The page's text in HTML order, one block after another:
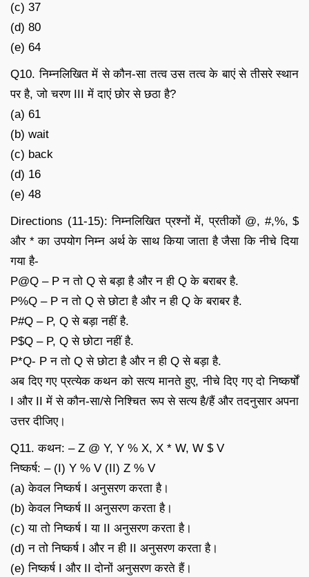
(c) 37
(d) 80
(e) 64
Q10. निम्नलिखित में से कौन-सा तत्व उस तत्व के बाएं से तीसरे स्थान
पर है, जो चरण III में दाएं छोर से छठा है?
(a) 61
(b) wait
(c) back
(d) 16
(e) 48
Directions (11-15): निम्नलिखित प्रश्नों में, प्रतीकों @, #,%, $
और * का उपयोग निम्न अर्थ के साथ किया जाता है जैसा कि नीचे दिया
गया है-
P@Q – P न तो Q से बड़ा है और न ही Q के बराबर है.
P%Q – P न तो Q से छोटा है और न ही Q के बराबर है.
P#Q – P, Q से बड़ा नहीं है.
P$Q – P, Q से छोटा नहीं है.
P*Q- P न तो Q से छोटा है और न ही Q से बड़ा है.
अब दिए गए प्रत्येक कथन को सत्य मानते हुए, नीचे दिए गए दो निष्कर्षों
I और II में से कौन-सा/से निश्चित रूप से सत्य है/हैं और तदनुसार अपना
उत्तर दीजिए।
Q11. कथन: – Z @ Y, Y % X, X * W, W $ V
निष्कर्ष: – (I) Y % V (II) Z % V
(a) केवल निष्कर्ष I अनुसरण करता है।
(b) केवल निष्कर्ष II अनुसरण करता है।
(c) या तो निष्कर्ष I या II अनुसरण करता है।
(d) न तो निष्कर्ष I और न ही II अनुसरण करता है।
(e) निष्कर्ष I और II दोनों अनुसरण करते हैं।